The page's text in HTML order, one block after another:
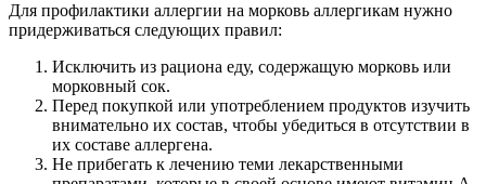
Для профилактики аллергии на морковь аллергикам нужно
придерживаться следующих правил:
Исключить из рациона еду, содержащую морковь или
морковный сок.
Перед покупкой или употреблением продуктов изучить
внимательно их состав, чтобы убедиться в отсутствии в
их составе аллергена.
Не прибегать к лечению теми лекарственными